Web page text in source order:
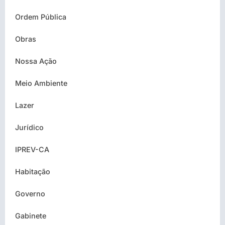
Ordem Pública
Obras
Nossa Ação
Meio Ambiente
Lazer
Jurídico
IPREV-CA
Habitação
Governo
Gabinete